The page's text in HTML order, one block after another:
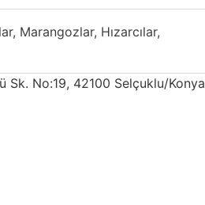
Marangozlar, Hızarcılar,
Sk. No:19, 42100 Selçuklu/Konya